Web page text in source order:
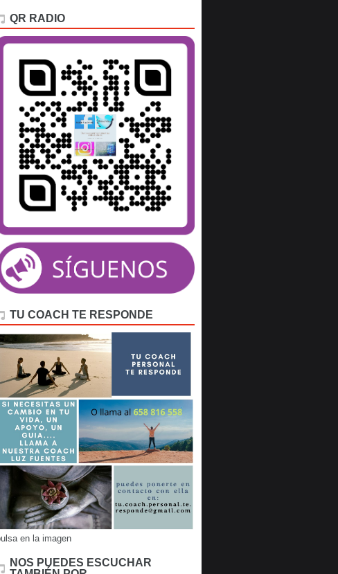
QR RADIO
TU COACH TE RESPONDE
en la imagen
NOS PUEDES ESCUCHAR